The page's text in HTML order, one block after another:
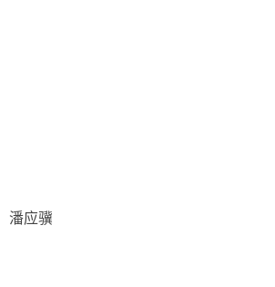
潘应骥